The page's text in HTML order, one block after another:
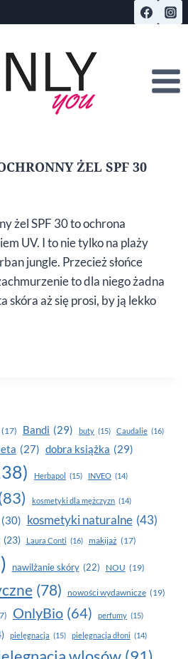
ŻEL SPF 30
żel SPF 30 to ochrona
UV. I to nie tylko na plaży
jungle. Przecież słońce
to dla niego żadna
skóra aż się prosi, by ją lekko
(17) Bandi (29) buty (15) Caudalie (16)
(27) dobra książka (29)
Herbapol (15) INVEO (14)
kosmetyki dla mężczyzn (14)
(30) kosmetyki naturalne (43)
(23) Laura Conti (16) makijaż (17)
nawilżanie skóry (22) NOU (19)
(78) nowości wydawnicze (19)
OnlyBio (64) perfumy (15)
pielęgnacja (15) pielęgnacja dłoni (14)